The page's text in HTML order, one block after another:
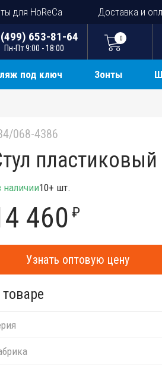
для HoReCa Доставка и
653-81-64
Пн-Пт 9:00 - 18:00
0
под ключ Зонты
068-4386
наличии10+ шт.
460 ₽
Узнать оптовую цену